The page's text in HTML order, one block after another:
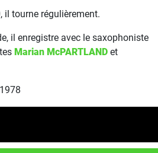
il tourne régulièrement.
il enregistre avec le saxophoniste
Marian McPARTLAND et